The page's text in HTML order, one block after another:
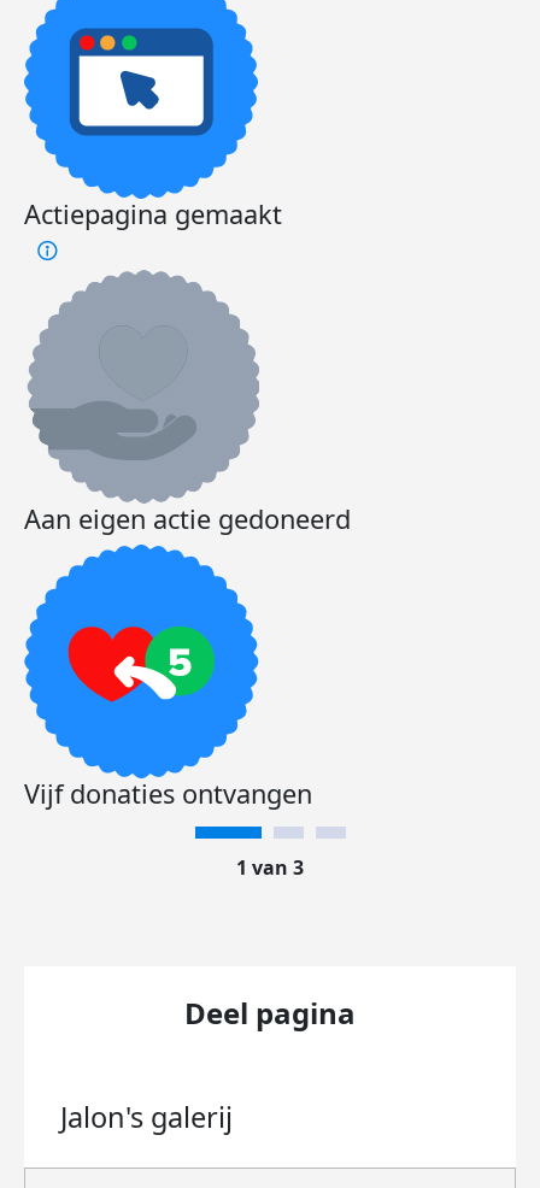
Actiepagina gemaakt
Aan eigen actie gedoneerd
Vijf donaties ontvangen
1 van 3
Deel pagina
Jalon's galerij